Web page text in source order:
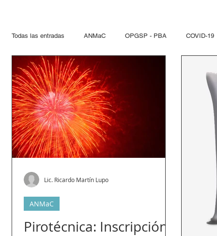
Todas las entradas ANMaC OPGSP - PBA COVID-19
Explosivos Mandatarios
Otras Jurisdicciones Artificios Pirotécnicos
Paseo del Bajo Hidrocarcuros
Pirotécnica: Inscripción
ANMaC
Lic. Ricardo Martín Lupo